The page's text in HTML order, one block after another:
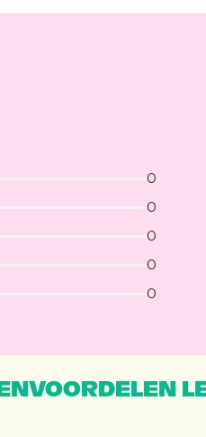
0
0
0
0
0